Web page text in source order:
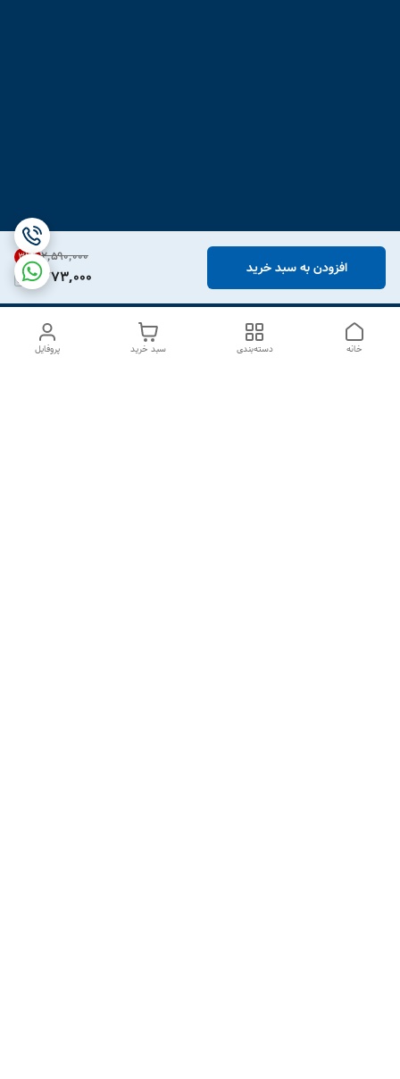
۲٬۵۹۰٬۰۰۰ 31%
1,773,000 افزودن به سبد خرید
پروفایل سبد خرید دسته‌بندی خانه